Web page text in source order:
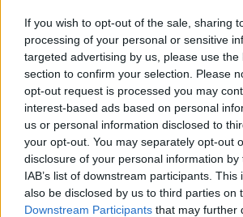
If you wish to opt-out of the sale, sharing
processing of your personal or sensitive
targeted advertising by us, please use the
section to confirm your selection. Please
opt-out request is processed you may
interest-based ads based on personal
us or personal information disclosed to
your opt-out. You may separately opt-out
disclosure of your personal information
IAB’s list of downstream participants.
also be disclosed by us to third parties on
Downstream Participants that may further
(CET)
Game 1:miércoles 3 a jueves 4 de
Game 2:viernes 5 a sábado 6 de
Game 3: lunes 8 a martes 9 de junio
Game 4:miércoles 10 a jueves 11 de
*Game 5:sábado 13 a domingo 14 de
*Game 6: martes 16 a miércoles 17